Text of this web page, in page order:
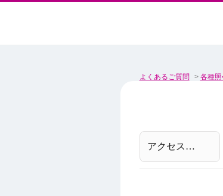
よくあるご質問 > 各種